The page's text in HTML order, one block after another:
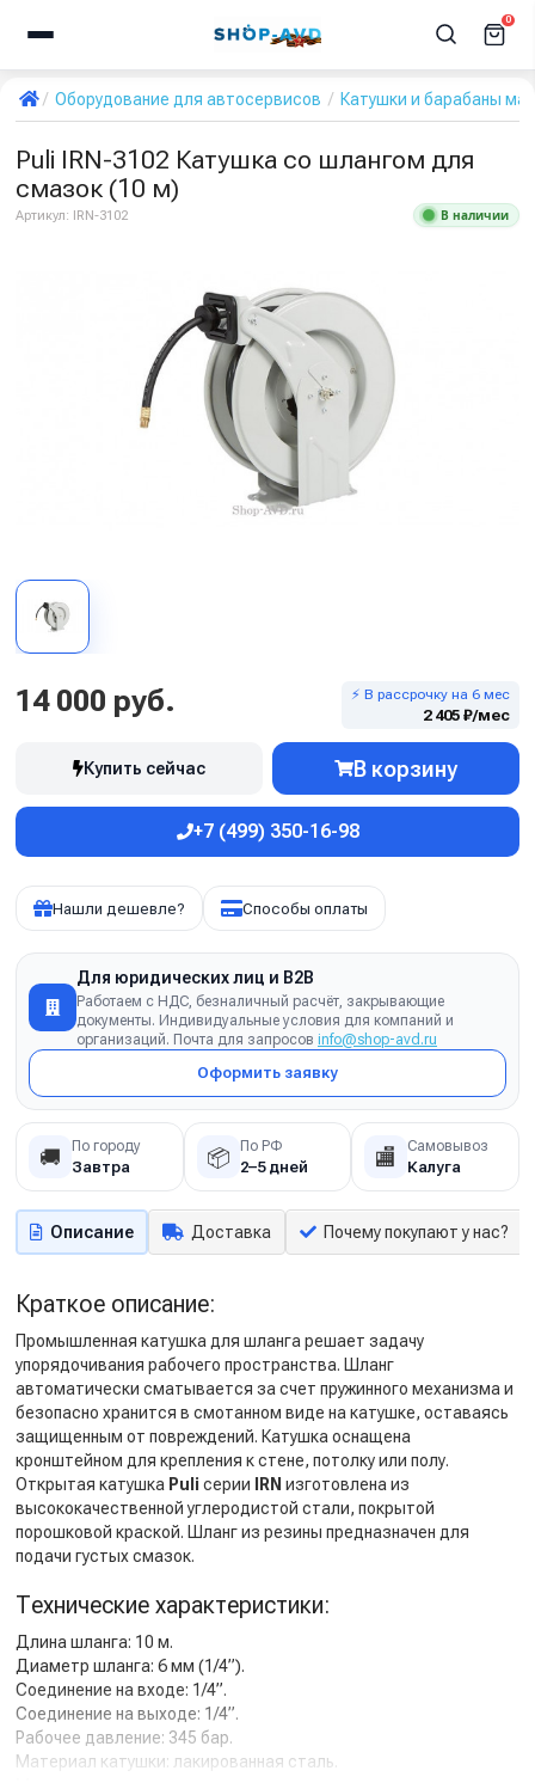
0
Оборудование для автосервисов Катушки и барабаны
Puli IRN-3102 Катушка со шлангом для
смазок (10 м)
Артикул: IRN-3102 В наличии
14 000 руб. ⚡ В рассрочку на 6 мес
2 405 ₽/мес
Купить сейчас В корзину
+7 (499) 350-16-98
Нашли дешевле? Способы оплаты
Для юридических лиц и B2B
Работаем с НДС, безналичный расчёт, закрывающие
документы. Индивидуальные условия для компаний и
организаций. Почта для запросов info@shop-avd.ru
Оформить заявку
🚚 По городу
Завтра 📦 По РФ
2–5 дней 🏬 Самовывоз
Калуга
Описание Доставка Почему покупают у нас?
Краткое описание:
Промышленная катушка для шланга решает задачу
упорядочивания рабочего пространства. Шланг
автоматически сматывается за счет пружинного механизма и
безопасно хранится в смотанном виде на катушке, оставаясь
защищенным от повреждений. Катушка оснащена
кронштейном для крепления к стене, потолку или полу.
Открытая катушка Puli серии IRN изготовлена из
высококачественной углеродистой стали, покрытой
порошковой краской. Шланг из резины предназначен для
подачи густых смазок.
Технические характеристики:
Длина шланга: 10 м.
Диаметр шланга: 6 мм (1/4”).
Соединение на входе: 1/4”.
Соединение на выходе: 1/4”.
Рабочее давление: 345 бар.
Материал катушки: лакированная сталь.